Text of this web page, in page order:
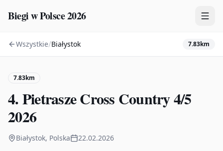
Biegi w Polsce 2026
Zawody
Wszystkie/Białystok 7.83km
7.83km
4. Pietrasze Cross Country 4/5
2026
Białystok, Polska 22.02.2026